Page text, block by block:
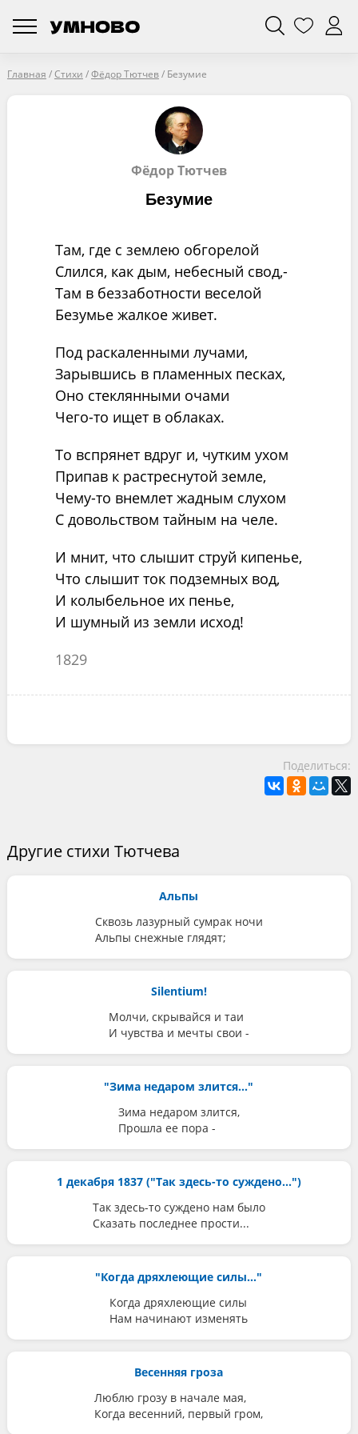
Главная /Стихи /Фёдор Тютчев/ Безумие
Фёдор Тютчев
Безумие
Там, где с землею обгорелой
Слился, как дым, небесный свод,-
Там в беззаботности веселой
Безумье жалкое живет.
Под раскаленными лучами,
Зарывшись в пламенных песках,
Оно стеклянными очами
Чего-то ищет в облаках.
То вспрянет вдруг и, чутким ухом
Припав к растреснутой земле,
Чему-то внемлет жадным слухом
С довольством тайным на челе.
И мнит, что слышит струй кипенье,
Что слышит ток подземных вод,
И колыбельное их пенье,
И шумный из земли исход!
1829
Поделиться:
Другие стихи Тютчева
Альпы
Сквозь лазурный сумрак ночи
Альпы снежные глядят;
Silentium!
Молчи, скрывайся и таи
И чувства и мечты свои -
"Зима недаром злится..."
Зима недаром злится,
Прошла ее пора -
1 декабря 1837 ("Так здесь-то суждено...")
Так здесь-то суждено нам было
Сказать последнее прости...
"Когда дряхлеющие силы..."
Когда дряхлеющие силы
Нам начинают изменять
Весенняя гроза
Люблю грозу в начале мая,
Когда весенний, первый гром,